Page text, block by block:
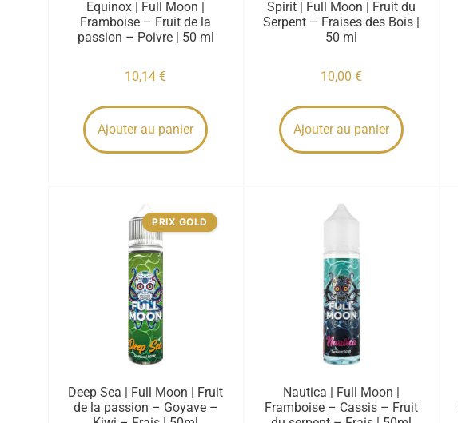
Equinox | Full Moon |
Framboise – Fruit de la
passion – Poivre | 50 ml
10,14€
Ajouter au panier
Spirit | Full Moon | Fruit du
Serpent – Fraises des Bois |
50 ml
10,00€
Ajouter au panier
PRIX GOLD
Deep Sea | Full Moon | Fruit
de la passion – Goyave –
Nautica | Full Moon |
Framboise – Cassis – Fruit